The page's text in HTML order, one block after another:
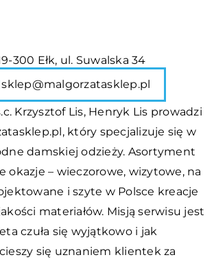
300 Ełk, ul. Suwalska 34
sklep@malgorzatasklep.pl
Krzysztof Lis, Henryk Lis prowadzi
, który specjalizuje się w
damskiej odzieży. Asortyment
– wieczorowe, wizytowe, na
i szyte w Polsce kreacje
materiałów. Misją serwisu jest
czuła się wyjątkowo i jak
się uznaniem klientek za